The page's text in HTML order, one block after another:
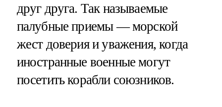
друг друга. Так называемые
палубные приемы — морской
жест доверия и уважения, когда
иностранные военные могут
посетить корабли союзников.